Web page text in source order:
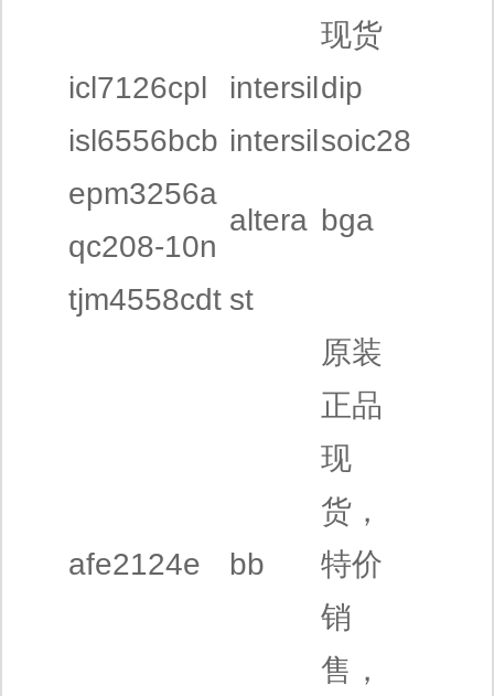
现货
icl7126cpl
intersildip
isl6556bcb intersilsoic28
epm3256a
qc208-10n
altera bga
tjm4558cdt st
afe2124e bb
原装
正品
现
货，
特价
销
售，